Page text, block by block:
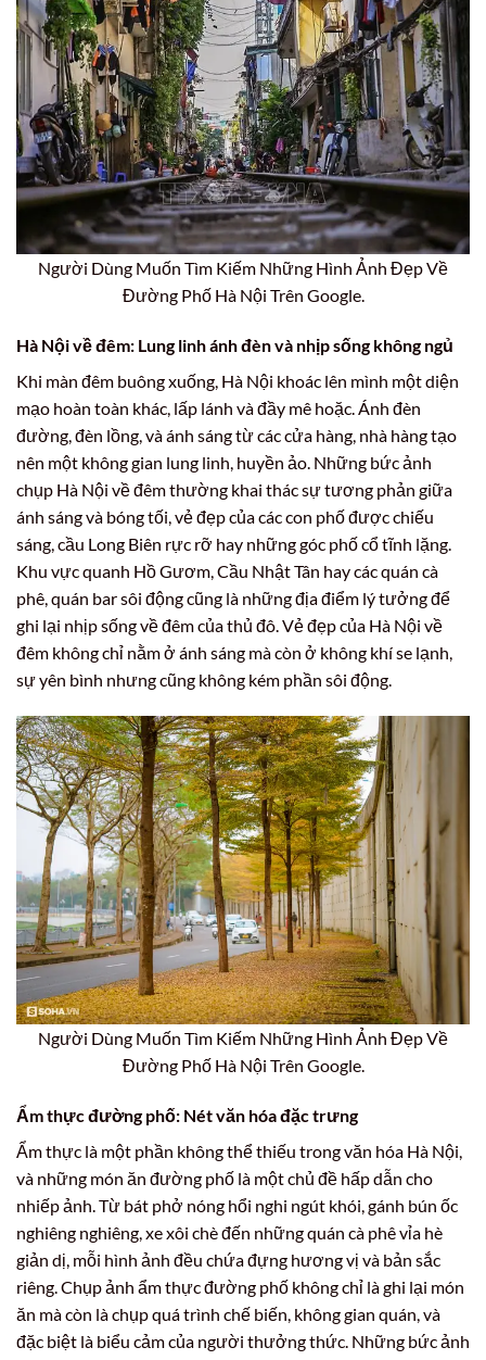
Người Dùng Muốn Tìm Kiếm Những Hình Ảnh Đẹp Về
Đường Phố Hà Nội Trên Google.
Hà Nội về đêm: Lung linh ánh đèn và nhịp sống không ngủ
Khi màn đêm buông xuống, Hà Nội khoác lên mình một diện
mạo hoàn toàn khác, lấp lánh và đầy mê hoặc. Ánh đèn
đường, đèn lồng, và ánh sáng từ các cửa hàng, nhà hàng tạo
nên một không gian lung linh, huyền ảo. Những bức ảnh
chụp Hà Nội về đêm thường khai thác sự tương phản giữa
ánh sáng và bóng tối, vẻ đẹp của các con phố được chiếu
sáng, cầu Long Biên rực rỡ hay những góc phố cổ tĩnh lặng.
Khu vực quanh Hồ Gươm, Cầu Nhật Tân hay các quán cà
phê, quán bar sôi động cũng là những địa điểm lý tưởng để
ghi lại nhịp sống về đêm của thủ đô. Vẻ đẹp của Hà Nội về
đêm không chỉ nằm ở ánh sáng mà còn ở không khí se lạnh,
sự yên bình nhưng cũng không kém phần sôi động.
Người Dùng Muốn Tìm Kiếm Những Hình Ảnh Đẹp Về
Đường Phố Hà Nội Trên Google.
Ẩm thực đường phố: Nét văn hóa đặc trưng
Ẩm thực là một phần không thể thiếu trong văn hóa Hà Nội,
và những món ăn đường phố là một chủ đề hấp dẫn cho
nhiếp ảnh. Từ bát phở nóng hổi nghi ngút khói, gánh bún ốc
nghiêng nghiêng, xe xôi chè đến những quán cà phê vỉa hè
giản dị, mỗi hình ảnh đều chứa đựng hương vị và bản sắc
riêng. Chụp ảnh ẩm thực đường phố không chỉ là ghi lại món
ăn mà còn là chụp quá trình chế biến, không gian quán, và
đặc biệt là biểu cảm của người thưởng thức. Những bức ảnh